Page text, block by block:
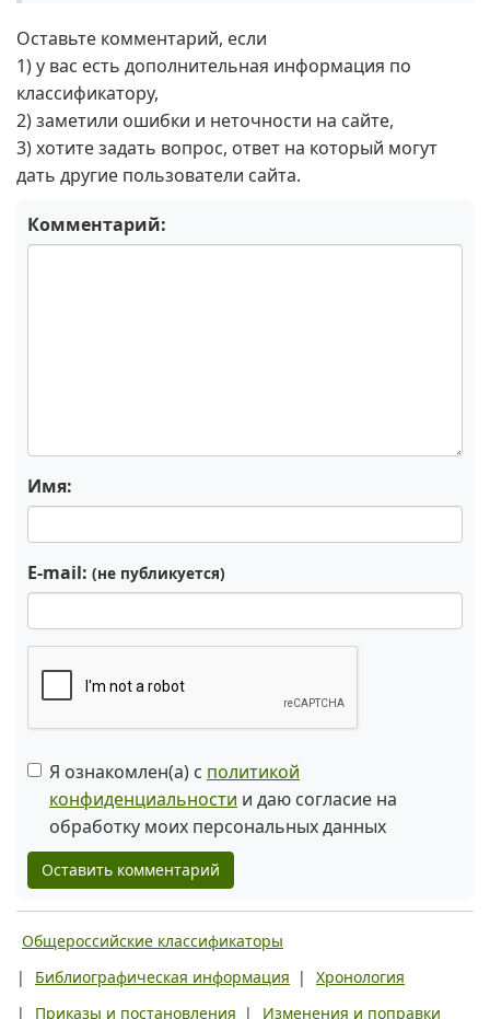
Оставьте комментарий, если
1) у вас есть дополнительная информация по
классификатору,
2) заметили ошибки и неточности на сайте,
3) хотите задать вопрос, ответ на который могут
дать другие пользователи сайта.
Комментарий:
Имя:
E-mail: (не публикуется)
Я ознакомлен(а) с политикой
конфиденциальности и даю согласие на
обработку моих персональных данных
Оставить комментарий
Общероссийские классификаторы
|
Библиографическая информация |
Хронология
|
Приказы и постановления | Изменения и поправки